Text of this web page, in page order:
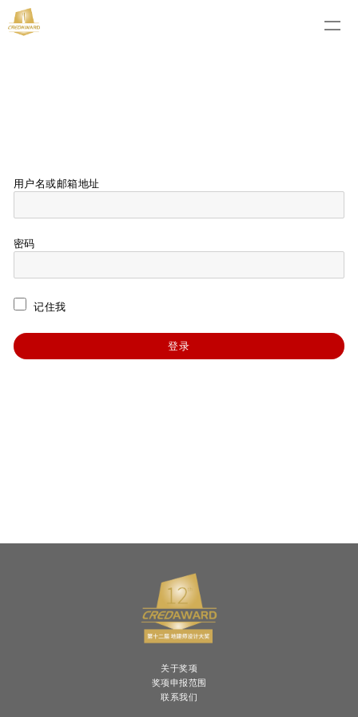
用户名或邮箱地址
密码
记住我
关于奖项
奖项申报范围
联系我们